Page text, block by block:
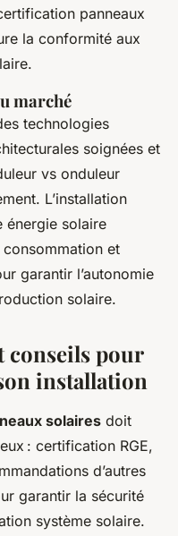
panneaux
la conformité aux
marché
technologies
soignées et
vs onduleur
L’installation
énergie solaire
et
garantir l’autonomie
solaire.
conseils pour
installation
solaires doit
: certification RGE,
d’autres
garantir la sécurité
système solaire.